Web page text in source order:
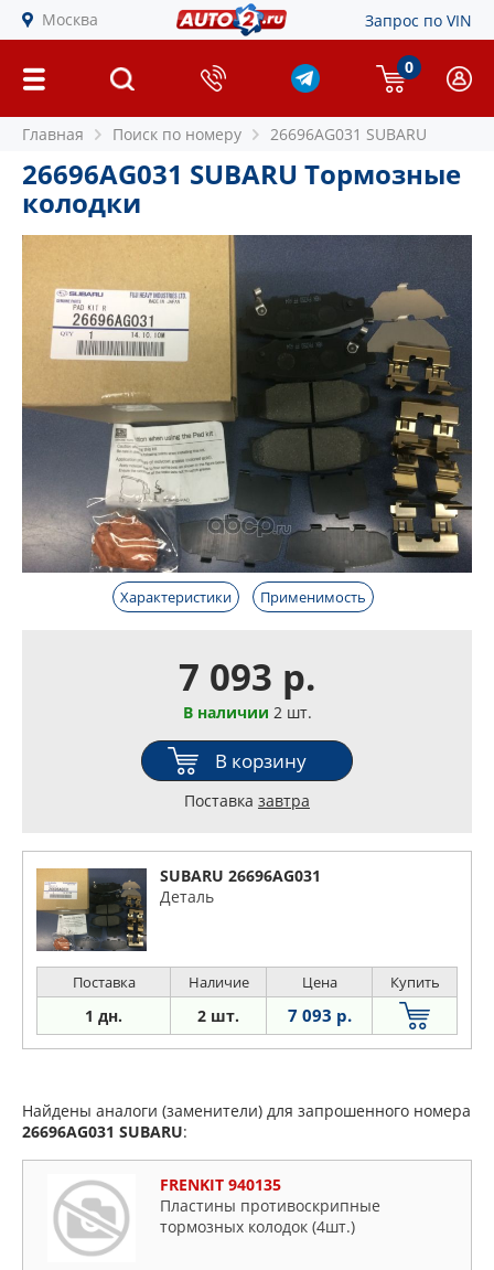
Москва Запрос по VIN
0
Главная Поиск по номеру 26696AG031 SUBARU
26696AG031 SUBARU Тормозные
колодки
Характеристики Применимость
7 093 р.
В наличии 2 шт.
В корзину
Поставка завтра
SUBARU 26696AG031
Деталь
Поставка Наличие Цена Купить
1 дн. 2 шт. 7 093 р.
Найдены аналоги (заменители) для запрошенного номера
26696AG031 SUBARU:
FRENKIT 940135
Пластины противоскрипные
тормозных колодок (4шт.)